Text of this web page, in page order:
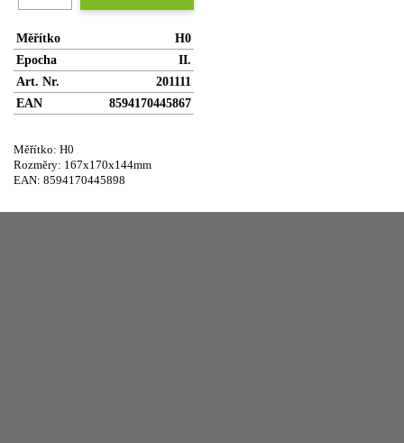
Měřítko
H0
Epocha
II.
Art. Nr.
201111
EAN
8594170445867
Měřítko: H0
Rozměry: 167x170x144mm
EAN: 8594170445898